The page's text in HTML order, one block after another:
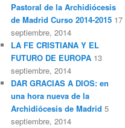
Pastoral de la Archidiócesis
de Madrid Curso 2014-2015 17
septiembre, 2014
LA FE CRISTIANA Y EL
FUTURO DE EUROPA 13
septiembre, 2014
DAR GRACIAS A DIOS: en
una hora nueva de la
Archidiócesis de Madrid 5
septiembre, 2014